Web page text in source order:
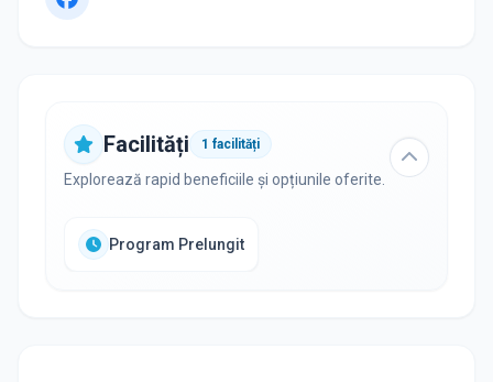
Facilități 1 facilități
Explorează rapid beneficiile și opțiunile oferite.
Program Prelungit